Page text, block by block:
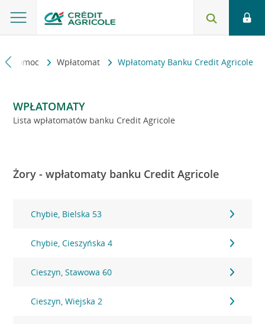
i pomoc Wpłatomat Wpłatomaty Banku Credit Agricole
WPŁATOMATY
Lista wpłatomatów banku Credit Agricole
Żory - wpłatomaty banku Credit Agricole
Chybie, Bielska 53
Chybie, Cieszyńska 4
Cieszyn, Stawowa 60
Cieszyn, Wiejska 2